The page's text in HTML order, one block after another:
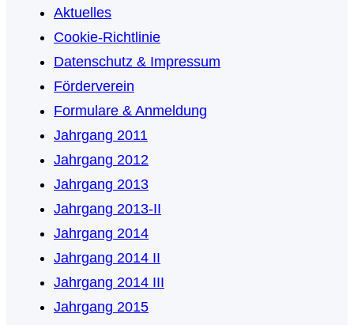
Aktuelles
Cookie-Richtlinie
Datenschutz & Impressum
Förderverein
Formulare & Anmeldung
Jahrgang 2011
Jahrgang 2012
Jahrgang 2013
Jahrgang 2013-II
Jahrgang 2014
Jahrgang 2014 II
Jahrgang 2014 III
Jahrgang 2015